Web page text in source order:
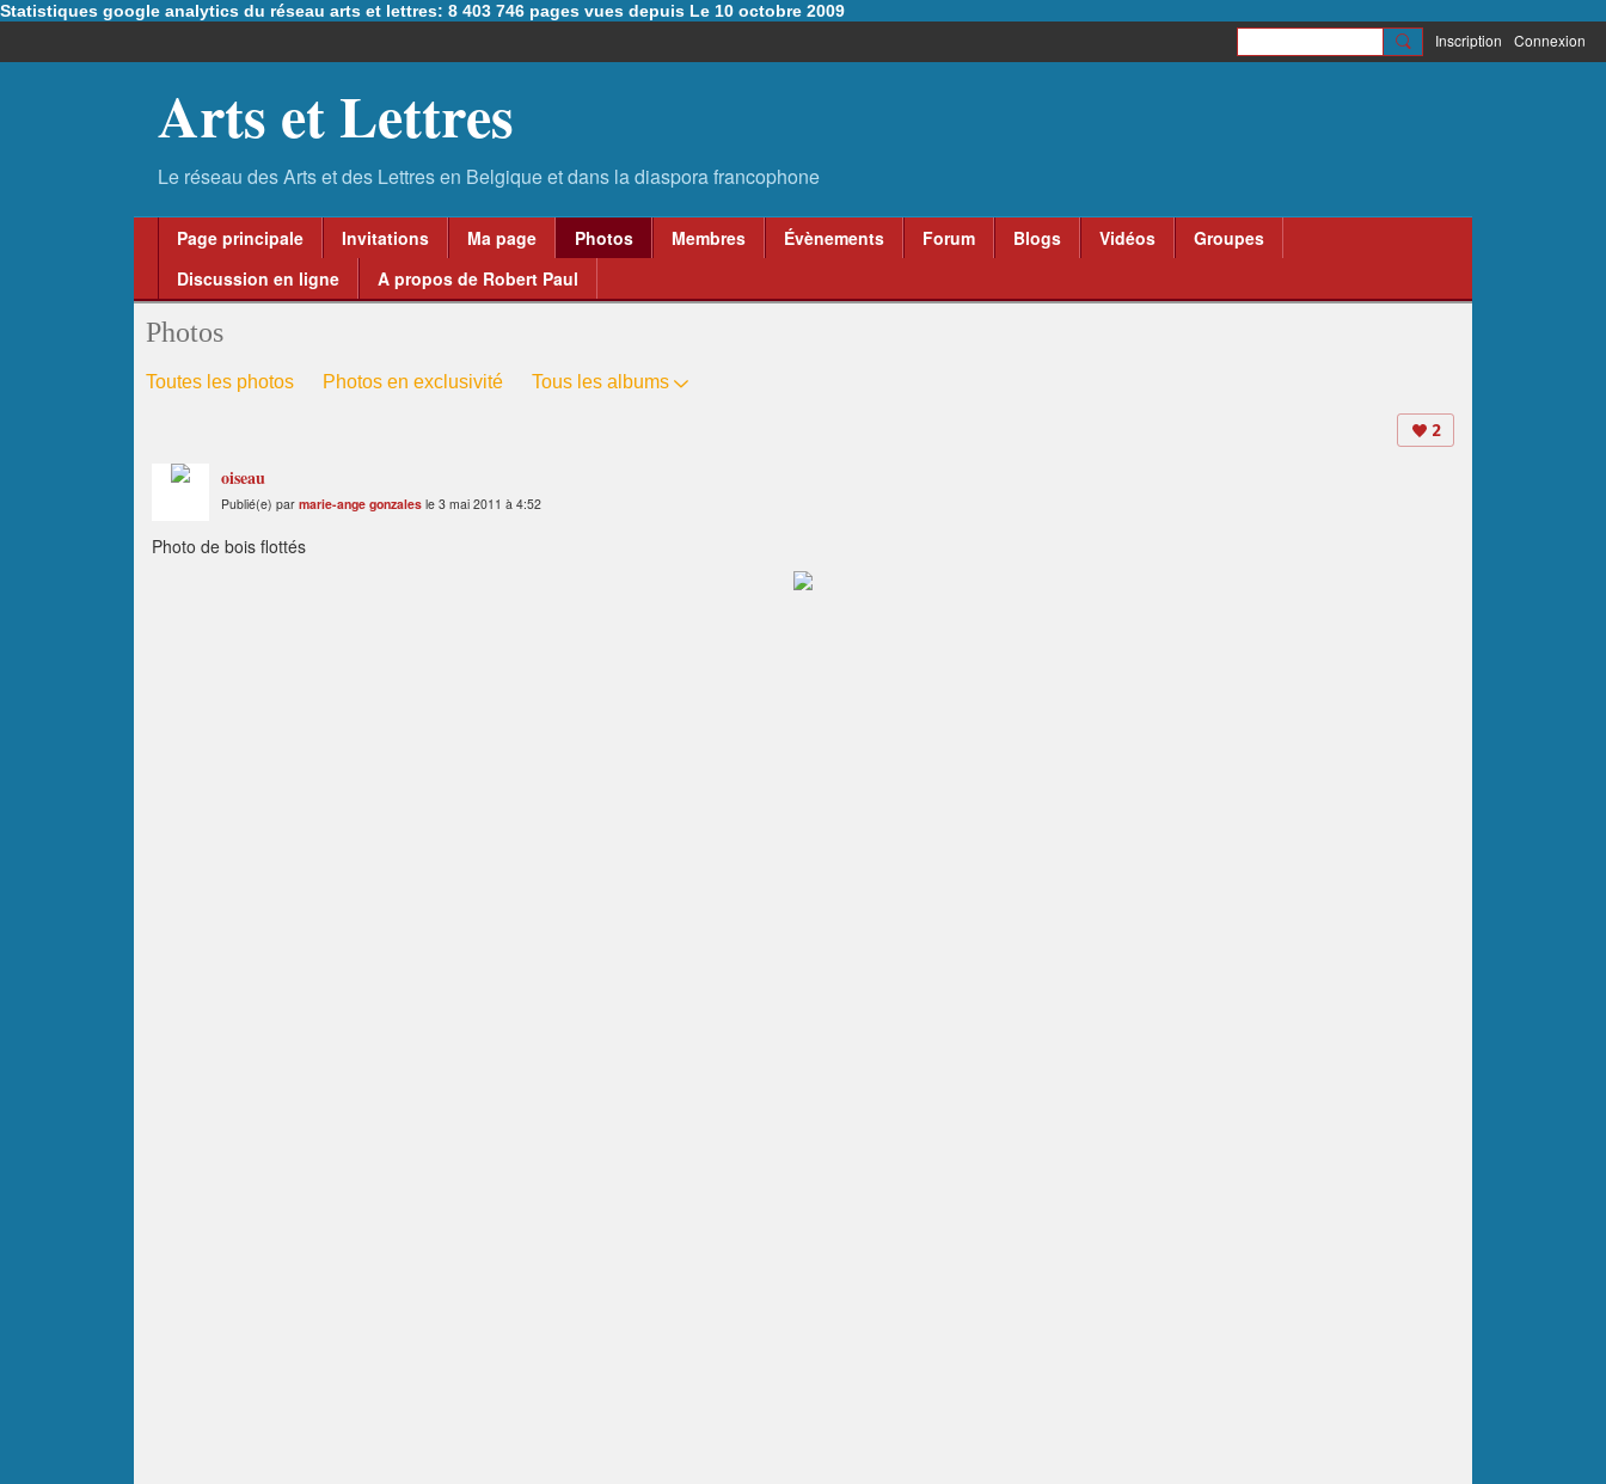
Statistiques google analytics du réseau arts et lettres: 8 403 746 pages vues depuis Le 10 octobre 2009
Inscription Connexion
Arts et Lettres
Page principale Invitations Ma page Photos Membres Évènements Forum Blogs Vidéos
Groupes
Discussion en ligne
A propos de Robert Paul
Photos
Toutes les photos Photos en exclusivité Tous les albums
2
oiseau
Publié(e) par marie-ange gonzales le 3 mai 2011 à 4:52
Photo de bois flottés